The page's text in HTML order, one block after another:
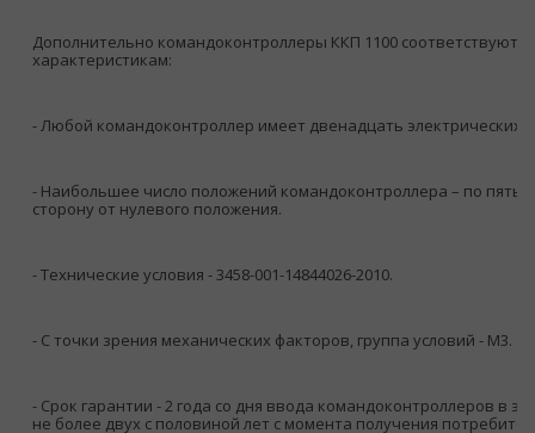
Дополнительно командоконтроллеры ККП 1100 соответствуют
характеристикам:
- Любой командоконтроллер имеет двенадцать электрических
- Наибольшее число положений командоконтроллера – по пять
сторону от нулевого положения.
- Технические условия - 3458-001-14844026-2010.
- С точки зрения механических факторов, группа условий - М3.
- Срок гарантии - 2 года со дня ввода командоконтроллеров в
не более двух с половиной лет с момента получения